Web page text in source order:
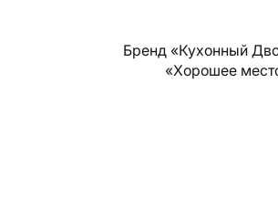
Бренд «Кухонный
«Хорошее